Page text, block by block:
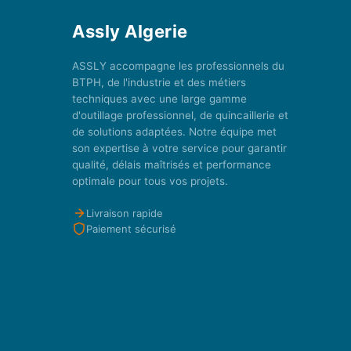
Assly Algerie
ASSLY accompagne les professionnels du
BTPH, de l'industrie et des métiers
techniques avec une large gamme
d'outillage professionnel, de quincaillerie et
de solutions adaptées. Notre équipe met
son expertise à votre service pour garantir
qualité, délais maîtrisés et performance
optimale pour tous vos projets.
Livraison rapide
Paiement sécurisé